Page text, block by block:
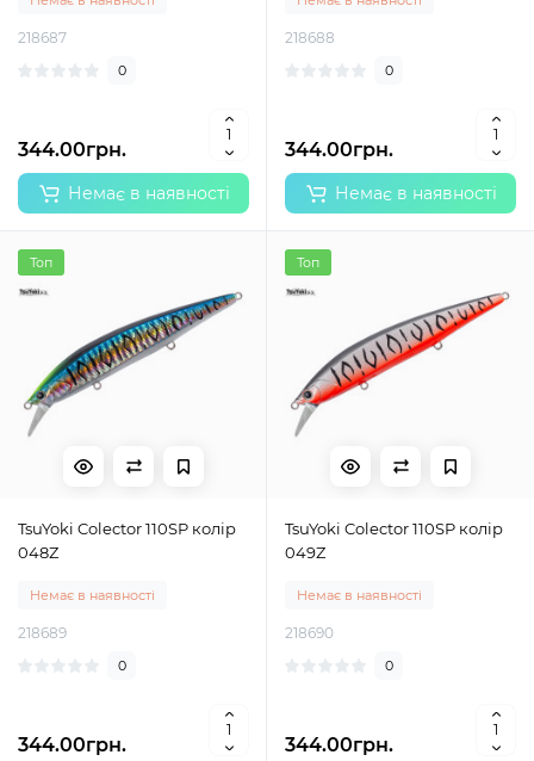
218687
0
344.00грн.
Немає в наявності
218688
0
344.00грн.
Немає в наявності
Топ
TsuYoki Colector 110SP колір
048Z
Немає в наявності
218689
0
344.00грн.
Топ
TsuYoki Colector 110SP колір
049Z
Немає в наявності
218690
0
344.00грн.